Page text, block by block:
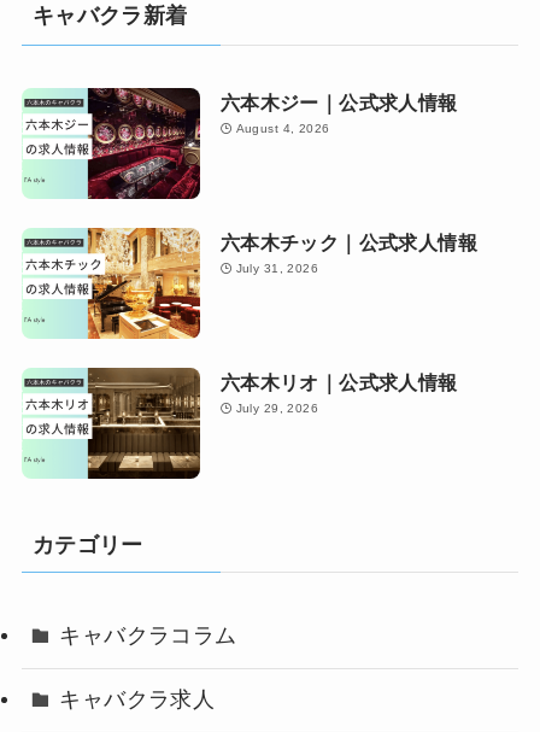
キャバクラ新着
六本木ジー｜公式求人情報
August 4, 2026
六本木チック｜公式求人情報
July 31, 2026
六本木リオ｜公式求人情報
July 29, 2026
カテゴリー
キャバクラコラム
キャバクラ求人